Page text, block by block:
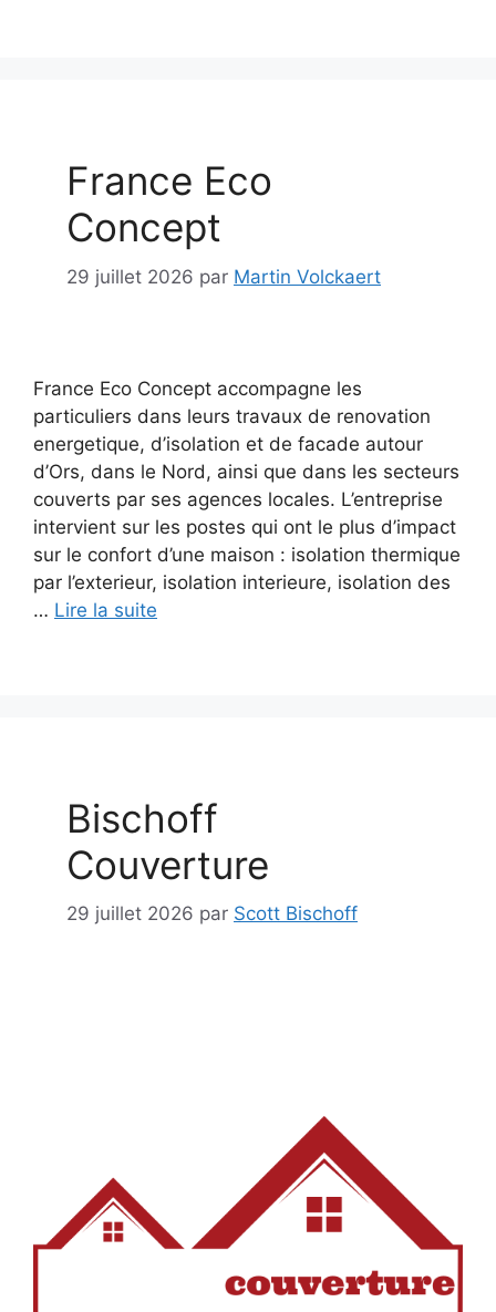
France Eco
Concept
29 juillet 2026 par Martin Volckaert
France Eco Concept accompagne les
particuliers dans leurs travaux de renovation
energetique, d’isolation et de facade autour
d’Ors, dans le Nord, ainsi que dans les secteurs
couverts par ses agences locales. L’entreprise
intervient sur les postes qui ont le plus d’impact
sur le confort d’une maison : isolation thermique
par l’exterieur, isolation interieure, isolation des
… Lire la suite
Bischoff
Couverture
29 juillet 2026 par Scott Bischoff